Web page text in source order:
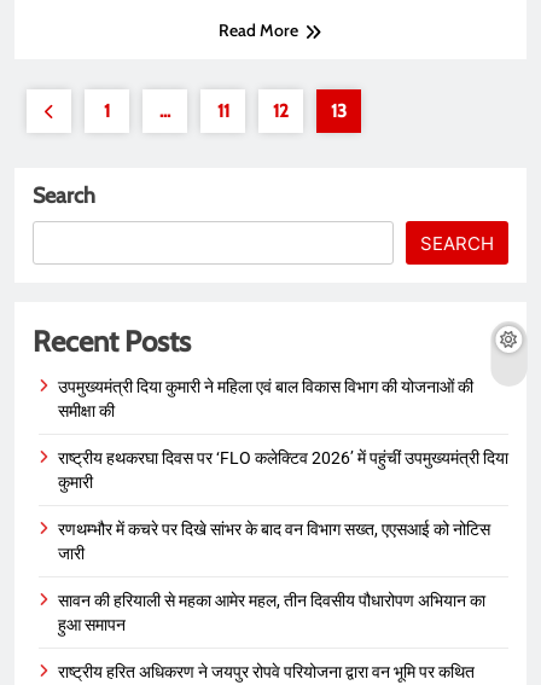
Read More
1 … 11 12 13
Search
SEARCH
Recent Posts
उपमुख्यमंत्री दिया कुमारी ने महिला एवं बाल विकास विभाग की योजनाओं की
समीक्षा की
राष्ट्रीय हथकरघा दिवस पर ‘FLO कलेक्टिव 2026’ में पहुंचीं उपमुख्यमंत्री दिया
कुमारी
रणथम्भौर में कचरे पर दिखे सांभर के बाद वन विभाग सख्त, एएसआई को नोटिस
जारी
सावन की हरियाली से महका आमेर महल, तीन दिवसीय पौधारोपण अभियान का
हुआ समापन
राष्ट्रीय हरित अधिकरण ने जयपुर रोपवे परियोजना द्वारा वन भूमि पर कथित